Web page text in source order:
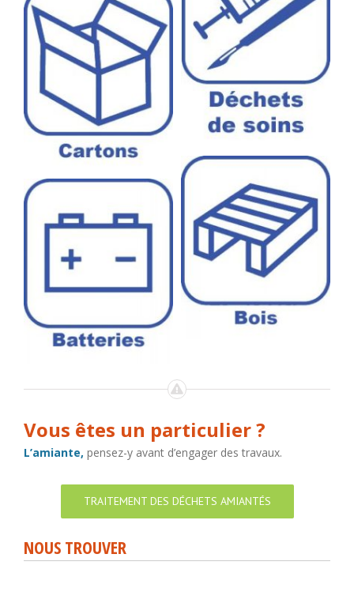
Vous êtes un particulier ?
L’amiante, pensez-y avant d’engager des travaux.
TRAITEMENT DES DÉCHETS AMIANTÉS
NOUS TROUVER